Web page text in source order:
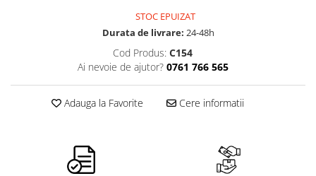
STOC EPUIZAT
Durata de livrare: 24-48h
Cod Produs: C154
Ai nevoie de ajutor? 0761 766 565
Adauga la Favorite Cere informatii